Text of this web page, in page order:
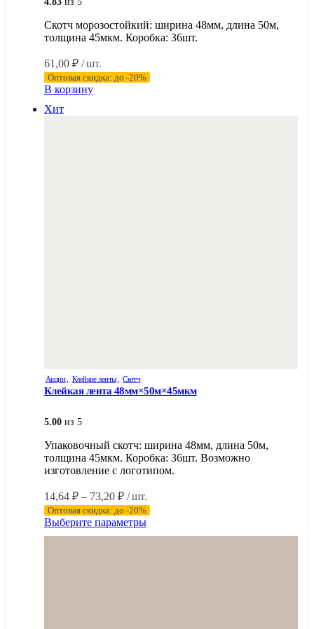
Скотч морозостойкий: ширина 48мм, длина 50м,
толщина 45мкм. Коробка: 36шт.
61,00 ₽ / шт.
Оптовая скидка: до -20%
В корзину
Хит
Акции, Клейкие ленты , Скотч
Клейкая лента 48мм×50м×45мкм
5.00 из 5
Упаковочный скотч: ширина 48мм, длина 50м,
толщина 45мкм. Коробка: 36шт. Возможно
изготовление с логотипом.
14,64 ₽ – 73,20 ₽Диапазон
цен:
14,64 ₽
–
/ шт.
Оптовая скидка: до -20%
Выберите параметрыЭтот
товар